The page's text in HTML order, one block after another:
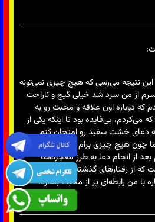
نتیجه می‌رسی که هیچ چیزی نمی‌تونه
از من سرد شد خیلی گیج و ناراحت
که دوباره اون علاقه و محبت رو به
می‌کردم، بی‌فایده بود تا اینکه یکی از
دعای خشت سفید رو امتحان کنم
هیچ چیزی برام باقی نمونده بود
از انجام دعا به طرز معجزه‌آسا
از رفتارهای گذشته‌اش خیلی
با من رابطه‌ای پر از محبت بسازه.